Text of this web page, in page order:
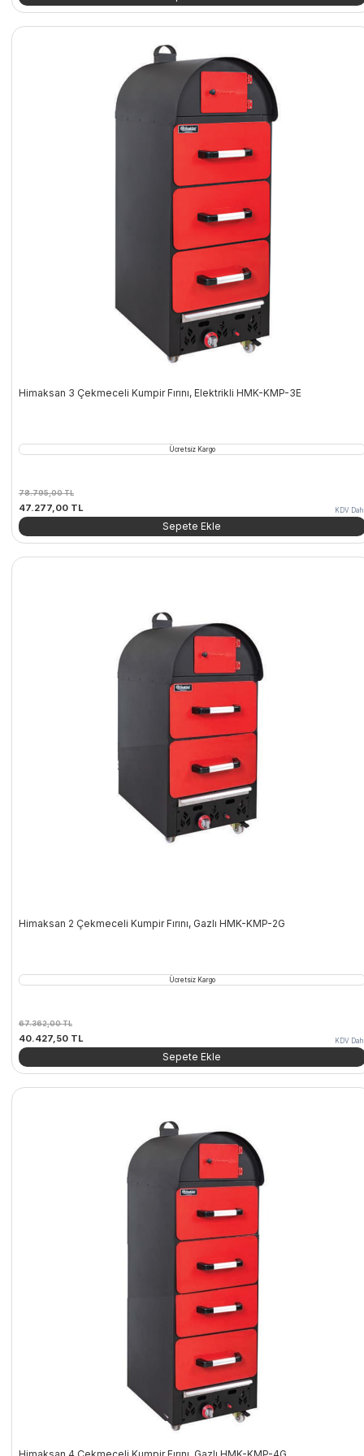
Himaksan 3 Çekmeceli Kumpir Fırını, Elektrikli HMK-KMP-3E
Ücretsiz Kargo
78.795,00TL
Orijinal
fiyat:
78.795,00 TL.
47.277,00 TLŞu
fiyat:
KDV
Sepete Ekle
Himaksan 2 Çekmeceli Kumpir Fırını, Gazlı HMK-KMP-2G
Ücretsiz Kargo
67.362,00TL
Orijinal
fiyat:
67.362,00 TL.
40.427,50 TLŞu
fiyat:
KDV
Sepete Ekle